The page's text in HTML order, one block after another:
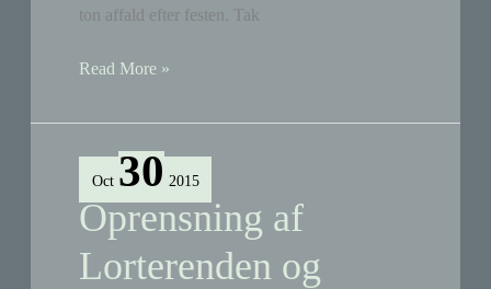
ton affald efter festen. Tak
Techno-
(raves)
murbrokkelandsbyen
er
ryddet
(hvad
var
Read More »
Oct 30 2015
Oprensning af
Lorterenden og